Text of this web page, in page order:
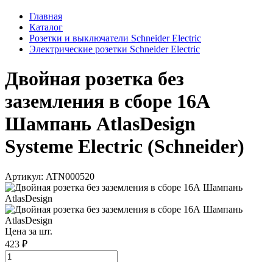
Главная
Каталог
Розетки и выключатели Schneider Electric
Электрические розетки Schneider Electric
Двойная розетка без
заземления в сборе 16А
Шампань AtlasDesign
Systeme Electric (Schneider)
Артикул: ATN000520
Цена за шт.
423 ₽